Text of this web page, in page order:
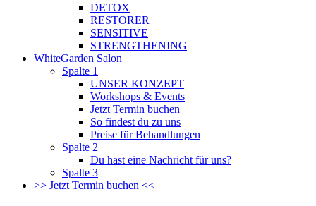
DETOX
RESTORER
SENSITIVE
STRENGTHENING
WhiteGarden Salon
Spalte 1
UNSER KONZEPT
Workshops & Events
Jetzt Termin buchen
So findest du zu uns
Preise für Behandlungen
Spalte 2
Du hast eine Nachricht für uns?
Spalte 3
>> Jetzt Termin buchen <<